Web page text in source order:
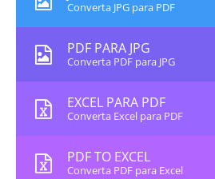
Converta JPG para PDF
PDF PARA JPG
Converta PDF para JPG
EXCEL PARA PDF
Converta Excel para PDF
PDF TO EXCEL
Converta PDF para Excel